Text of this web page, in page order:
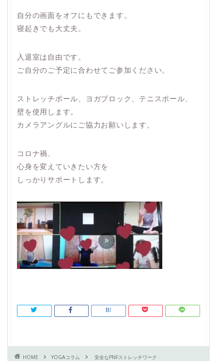
自分の画面をオフにもできます。
寝起きでも大丈夫。
入退室は自由です。
ご自分のご予定に合わせてご参加ください。
ストレッチポール、ヨガブロック、テニスボール、
壁を使用します。
カメラアングルにご協力お願いします。
コロナ禍、
心身を変えていきたい方を
しっかりサポートします。
HOME YOGAコラム 安全なPNFストレッチワーク